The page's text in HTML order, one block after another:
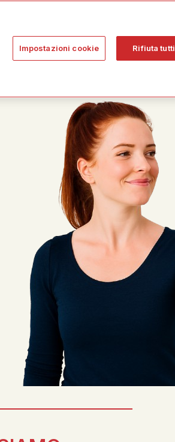
Impostazioni cookie Rifiuta tutti